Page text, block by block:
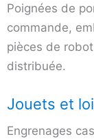
Poignées de
commande,
pièces de
distribuée.
Jouets et
Engrenages